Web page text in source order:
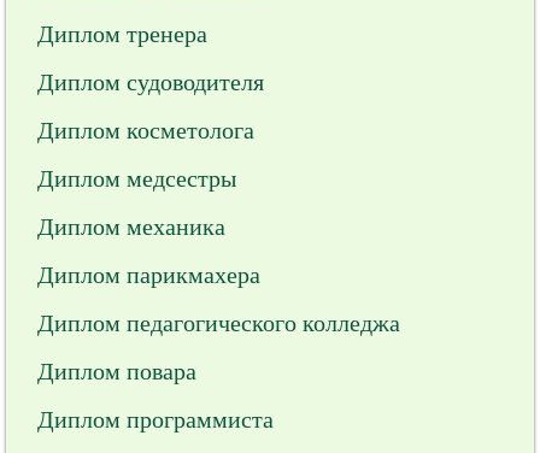
Диплом тренера
Диплом судоводителя
Диплом косметолога
Диплом медсестры
Диплом механика
Диплом парикмахера
Диплом педагогического колледжа
Диплом повара
Диплом программиста